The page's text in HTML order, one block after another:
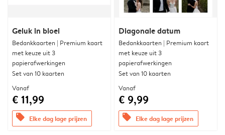
Geluk in bloei
Bedankkaarten | Premium kaart
met keuze uit 3
papierafwerkingen
Set van 10 kaarten
Vanaf
€ 11,99
offers Elke dag lage prijzen
Diagonale datum
Bedankkaarten | Premium kaart
met keuze uit 3
papierafwerkingen
Set van 10 kaarten
Vanaf
€ 9,99
offers Elke dag lage prijzen